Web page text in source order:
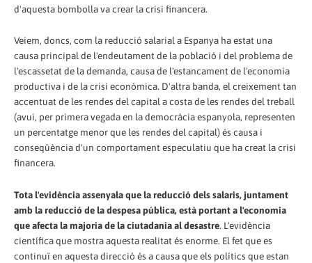
d'aquesta bombolla va crear la crisi financera.
Veiem, doncs, com la reducció salarial a Espanya ha estat una
causa principal de l'endeutament de la població i del problema de
l'escassetat de la demanda, causa de l'estancament de l'economia
productiva i de la crisi econòmica. D'altra banda, el creixement tan
accentuat de les rendes del capital a costa de les rendes del treball
(avui, per primera vegada en la democràcia espanyola, representen
un percentatge menor que les rendes del capital) és causa i
conseqüència d'un comportament especulatiu que ha creat la crisi
financera.
Tota l'evidència assenyala que la reducció dels salaris, juntament
amb la reducció de la despesa pública, està portant a l'economia
que afecta la majoria de la ciutadania al desastre. L'evidència
científica que mostra aquesta realitat és enorme. El fet que es
continuï en aquesta direcció és a causa que els polítics que estan